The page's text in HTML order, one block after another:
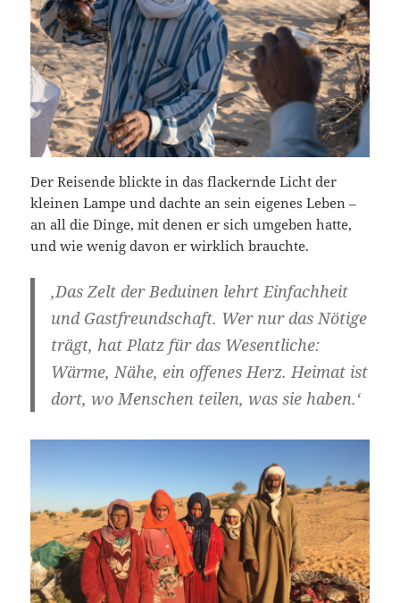
Der Reisende blickte in das flackernde Licht der
kleinen Lampe und dachte an sein eigenes Leben –
an all die Dinge, mit denen er sich umgeben hatte,
und wie wenig davon er wirklich brauchte.
‚Das Zelt der Beduinen lehrt Einfachheit
und Gastfreundschaft. Wer nur das Nötige
trägt, hat Platz für das Wesentliche:
Wärme, Nähe, ein offenes Herz. Heimat ist
dort, wo Menschen teilen, was sie haben.‘